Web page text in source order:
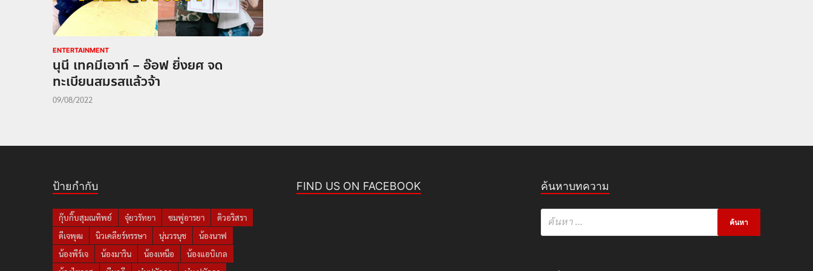
ENTERTAINMENT
นุนี เทคมีเอาท์ – อ๊อฟ ยิ่งยศ จด
ทะเบียนสมรสแล้วจ้า
09/08/2022
ป้ายกำกับ
กุ๊บกิ๊บสุมณทิพย์ จุ๋ยวรัทยา ชมพู่อารยา
ดิวอริสรา
ดีเจพุฒ
นิวเคลียร์หรรษา นุ่นวรนุช
น้องนาฟ
น้องพีร์เจ
น้องมาริน น้องเหนือ
น้องแอบิเกล
FIND US ON FACEBOOK ค้นหาบทความ